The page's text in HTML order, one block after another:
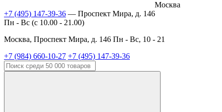
Москва
+7 (495) 147-39-36 — Проспект Мира, д. 146
Пн - Вс (c 10.00 - 21.00)
Москва, Проспект Мира, д. 146 Пн - Вс, 10 - 21
+7 (984) 660-10-27 +7 (495) 147-39-36